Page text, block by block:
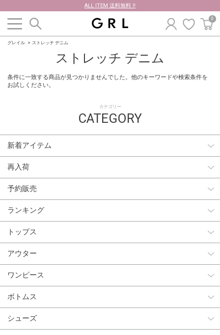
ALL ITEM 送料無料 !!
0
グレイル ストレッチ デニム
カテゴリー
CATEGORY
新着アイテム
再入荷
予約販売
ランキング
トップス
アウター
ワンピース
ボトムス
シューズ
ストレッチ デニム
条件に一致する商品が見つかりませんでした。他のキーワードや検索条件を
お試しください。